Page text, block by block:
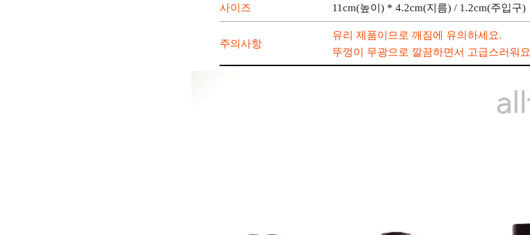
사이즈 11cm(높이) * 4.2cm(지름) / 1.2cm(주입구)
주의사항
유리 제품이므로 깨짐에 유의하세요.
뚜껑이 무광으로 깔끔하면서 고급스러워요